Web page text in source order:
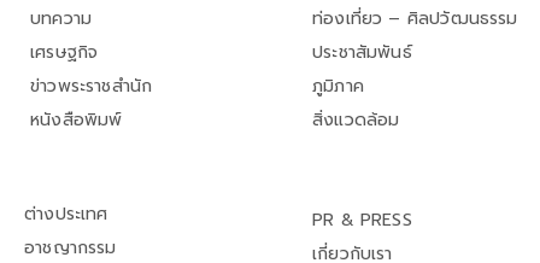
บทความ
เศรษฐกิจ
ข่าวพระราชสำนัก
หนังสือพิมพ์
ท่องเที่ยว – ศิลปวัฒนธรรม
ประชาสัมพันธ์
ภูมิภาค
สิ่งแวดล้อม
ต่างประเทศ
อาชญากรรม
PR & PRESS
เกี่ยวกับเรา